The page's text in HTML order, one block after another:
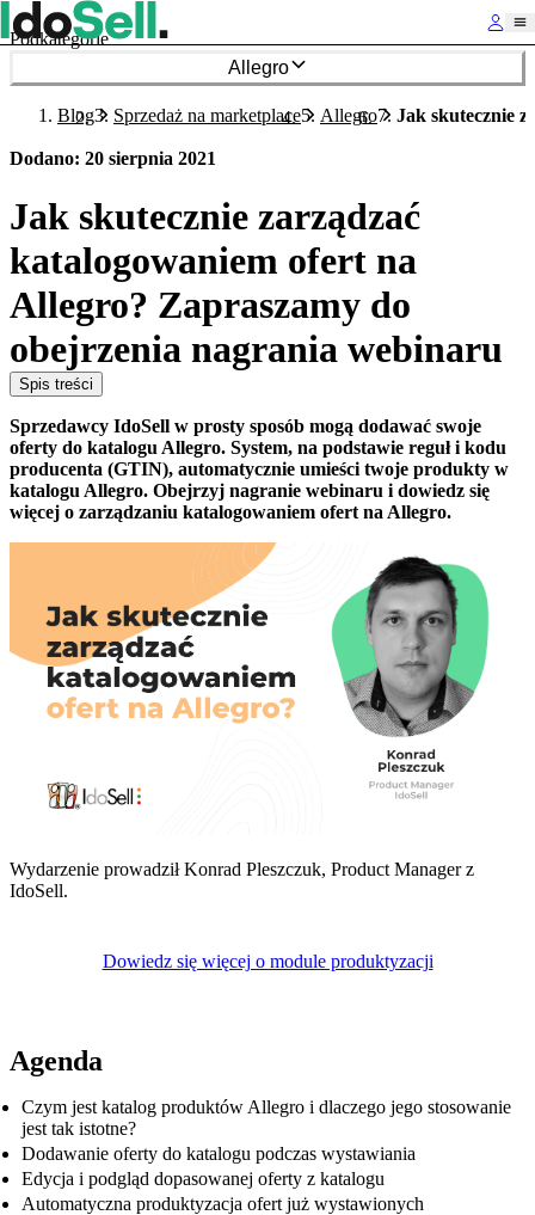
Podkategorie
Allegro
Blog Sprzedaż na marketplace Allegro Jak skutecznie
Dodano: 20 sierpnia 2021
Jak skutecznie zarządzać
katalogowaniem ofert na
Allegro? Zapraszamy do
obejrzenia nagrania webinaru
Spis treści
Sprzedawcy IdoSell w prosty sposób mogą dodawać swoje
oferty do katalogu Allegro. System, na podstawie reguł i kodu
producenta (GTIN), automatycznie umieści twoje produkty w
katalogu Allegro. Obejrzyj nagranie webinaru i dowiedz się
więcej o zarządzaniu katalogowaniem ofert na Allegro.
Wydarzenie prowadził Konrad Pleszczuk, Product Manager z
IdoSell.
Dowiedz się więcej o module produktyzacji
Agenda
Czym jest katalog produktów Allegro i dlaczego jego stosowanie
jest tak istotne?
Dodawanie oferty do katalogu podczas wystawiania
Edycja i podgląd dopasowanej oferty z katalogu
Automatyczna produktyzacja ofert już wystawionych